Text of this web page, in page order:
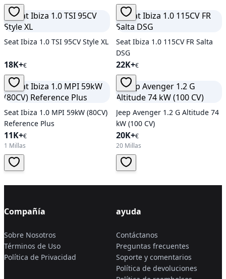
Seat Ibiza 1.0 TSI 95CV Style XL
18K+€
Seat Ibiza 1.0 115CV FR Salta
DSG
22K+€
Seat Ibiza 1.0 MPI 59kW (80CV)
Reference Plus
11K+€
1 Millas
Jeep Avenger 1.2 G Altitude 74
kW (100 CV)
20K+€
20 Millas
Compañía
Sobre Nosotros
Términos de Uso
Política de Privacidad
ayuda
Contáctanos
Preguntas frecuentes
Soporte y comentarios
Política de devoluciones